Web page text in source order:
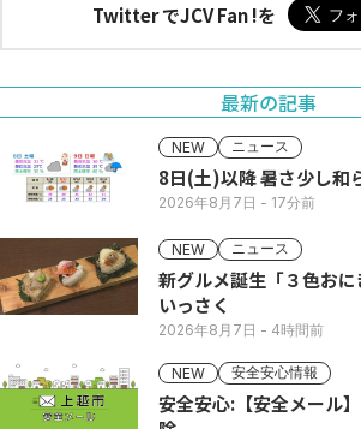
Twitter でJCV Fan !を
最新の記事
NEW ニュース
8日(土)以降 暑
2026年8月7日 - 17分前
NEW ニュース
新グルメ誕生「３色お
いっさく
2026年8月7日 - 4時間前
NEW 安全安心情報
安全安心:【安全メール